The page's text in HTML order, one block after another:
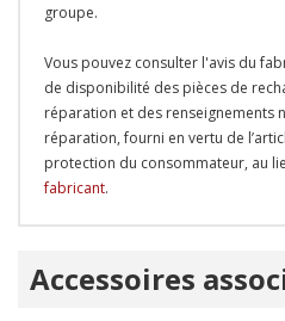
groupe.
Vous pouvez consulter l'avis du
de disponibilité des pièces de
réparation et des renseignements
réparation, fourni en vertu de
protection du consommateur, au
fabricant.
personnalisé
Accessoires